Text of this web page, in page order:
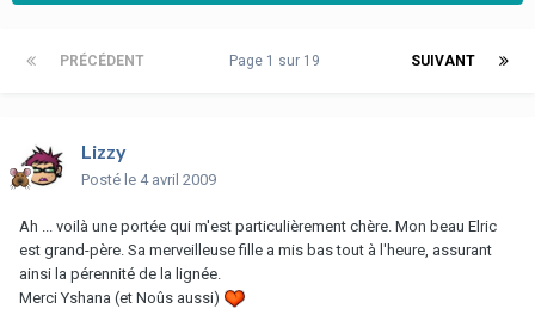
PRÉCÉDENT SUIVANT
Page 1 sur 19
Lizzy
Posté le 4 avril 2009
Ah ... voilà une portée qui m'est particulièrement chère. Mon beau Elric
est grand-père. Sa merveilleuse fille a mis bas tout à l'heure, assurant
ainsi la pérennité de la lignée.
Merci Yshana (et Noûs aussi)